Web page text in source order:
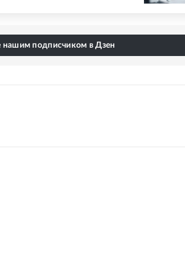
нашим подписчиком в Дзен